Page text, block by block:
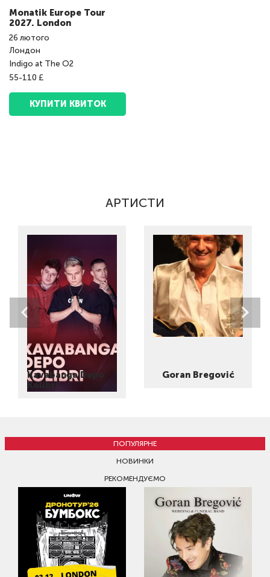
Monatik Europe Tour
2027. London
26 лютого
Лондон
Indigo at The O2
55-110 £
КУПИТИ КВИТОК
АРТИСТИ
Kavabanga Depo
Kolibri
Goran Bregović
ПОПУЛЯРНЕ
НОВИНКИ
РЕКОМЕНДУЄМО